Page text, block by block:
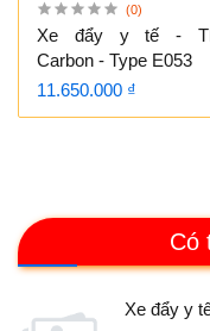
Có
Xe đẩy y
(0)
Xe đẩy y tế -
Carbon - Type E053
11.650.000 ₫